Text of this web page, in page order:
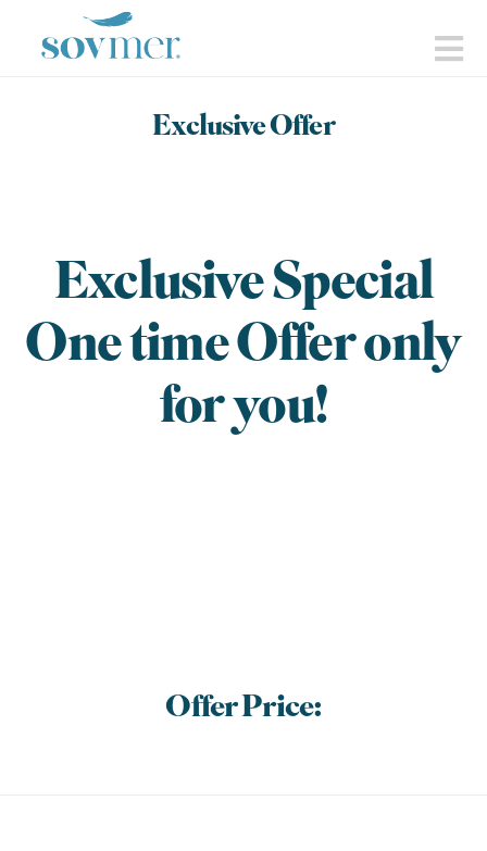
Exclusive Offer
Exclusive Special
One time Offer only
for you!
Offer Price: